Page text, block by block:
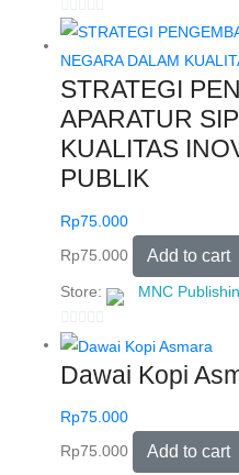
0
o
t
o
f
5
STRATEGI
APARATUR
KUALITAS
PUBLIK
Rp75.000
Rp75.000 Add to cart
Store: MNC
0
o
u
t
f
Dawai Kopi
Rp75.000
Rp75.000 Add to cart